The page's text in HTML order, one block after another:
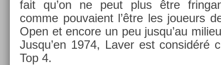
fait qu’on ne peut plus être
comme pouvaient l’être les joueurs
Open et en­core un peu jusqu’au
Jusqu’en 1974, Laver est con­sidéré
Top 4.